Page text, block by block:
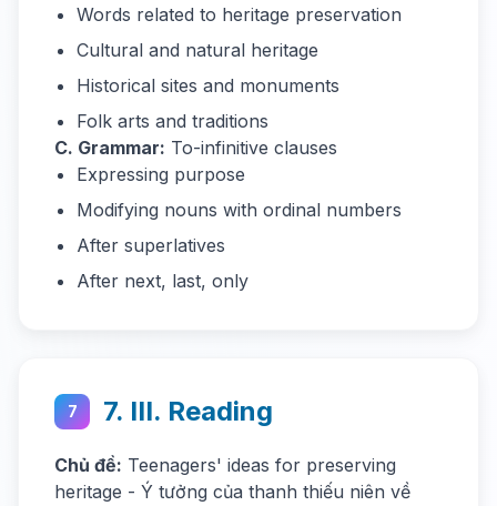
Words related to heritage preservation
Cultural and natural heritage
Historical sites and monuments
Folk arts and traditions
C. Grammar: To-infinitive clauses
Expressing purpose
Modifying nouns with ordinal numbers
After superlatives
After next, last, only
7 7. III. Reading
Chủ đề: Teenagers' ideas for preserving
heritage - Ý tưởng của thanh thiếu niên về